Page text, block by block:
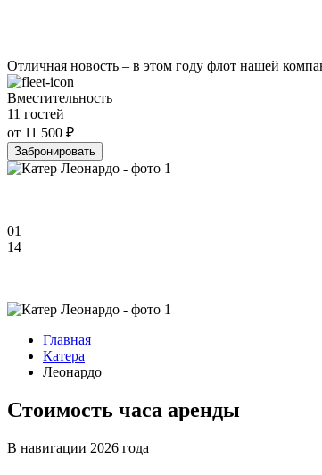
Отличная новость – в этом году флот нашей
Вместительность
11 гостей
от 11 500 ₽
Забронировать
01
14
Главная
Катера
Леонардо
Стоимость часа аренды
В навигации 2026 года